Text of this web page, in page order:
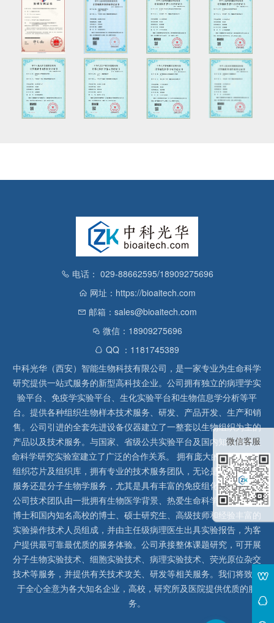
电话： 029-88662595/18909275696
网址：https://bioaitech.com
邮箱：sales@bioaitech.com
微信：18909275696
QQ ：1181745389
中科光华（西安）智能生物科技有限公司，是一家专业为生命科学
研究提供一站式服务的新型高科技企业。公司拥有独立的病理学实
验平台、免疫学实验平台、生化实验平台和生物信息学分析等平
台。提供各种组织生物样本技术服务、研发、产品开发、生产和销
售。公司引进的全套先进设备仪器建立了一整套以生物组织为主的
产品以及技术服务。与国家、省级公共实验平台及国内知名高校生
命科学研究实验室建立了广泛的合作关系。 拥有庞大的石蜡、冰冻
组织芯片及组织库，拥有专业的技术服务团队，无论是形态病理学
服务还是分子生物学服务，尤其是具有丰富的免疫组化实验经验，
公司技术团队由一批拥有生物医学背景、热爱生命科学研究的留美
博士和国内知名高校的博士、硕士研究生、高级技师和经验丰富的
实验操作技术人员组成，并由主任级病理医生出具实验报告，为客
户提供最可靠最优质的服务体验。公司承接整体课题研究，可开展
分子生物实验技术、细胞实验技术、病理实验技术、荧光原位杂交
技术等服务，并提供有关技术攻关、研发等相关服务。我们将致力
于全心全意为各大知名企业，高校，研究所及医院提供优质的服
务。
微信客服